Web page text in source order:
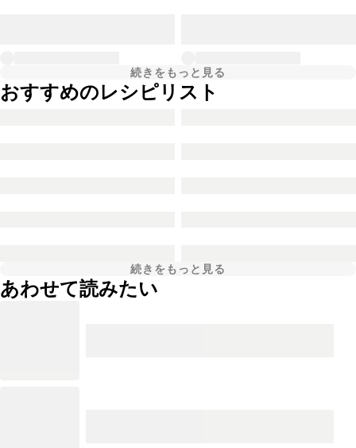
続きをもっと見る
おすすめのレシピリスト
続きをもっと見る
あわせて読みたい